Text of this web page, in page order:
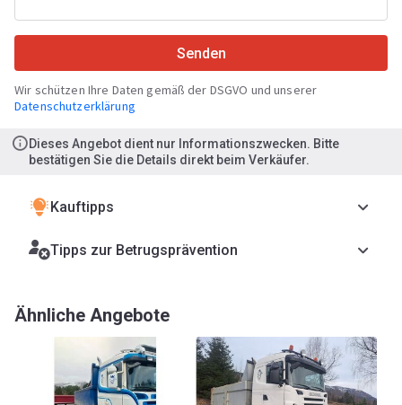
Senden
Wir schützen Ihre Daten gemäß der DSGVO und unserer
Datenschutzerklärung
Dieses Angebot dient nur Informationszwecken. Bitte
bestätigen Sie die Details direkt beim Verkäufer.
Kauftipps
Tipps zur Betrugsprävention
Ähnliche Angebote